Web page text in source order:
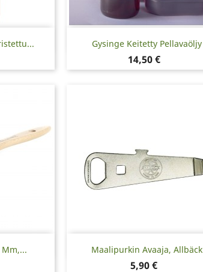
Gysinge Keitetty Pellavaöljy
Hinta
14,50 €
 Pikakatselu
Maalipurkin Avaaja, Allbäck
Hinta
5,90 €
Pikakatselu